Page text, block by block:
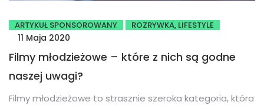
ARTYKUŁ SPONSOROWANY ROZRYWKA, LIFESTYLE
11 Maja 2020
Filmy młodzieżowe – które z nich są godne
naszej uwagi?
Filmy młodzieżowe to strasznie szeroka kategoria, która